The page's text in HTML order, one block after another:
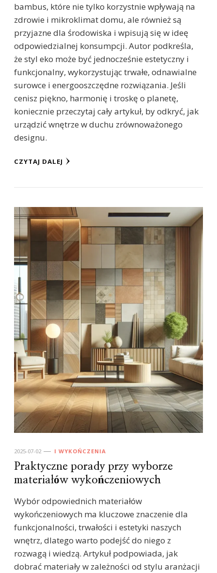
bambus, które nie tylko korzystnie wpływają na
zdrowie i mikroklimat domu, ale również są
przyjazne dla środowiska i wpisują się w ideę
odpowiedzialnej konsumpcji. Autor podkreśla,
że styl eko może być jednocześnie estetyczny i
funkcjonalny, wykorzystując trwałe, odnawialne
surowce i energooszczędne rozwiązania. Jeśli
cenisz piękno, harmonię i troskę o planetę,
koniecznie przeczytaj cały artykuł, by odkryć, jak
urządzić wnętrze w duchu zrównoważonego
designu.
CZYTAJ DALEJ
2025-07-02 I WYKOŃCZENIA
Praktyczne porady przy wyborze
materiałów wykończeniowych
Wybór odpowiednich materiałów
wykończeniowych ma kluczowe znaczenie dla
funkcjonalności, trwałości i estetyki naszych
wnętrz, dlatego warto podejść do niego z
rozwagą i wiedzą. Artykuł podpowiada, jak
dobrać materiały w zależności od stylu aranżacji